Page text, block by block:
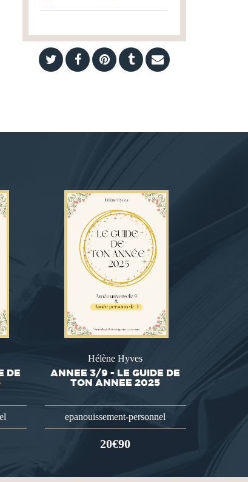
DE
Hélène Hyves
ANNEE 3/9 - LE GUIDE DE
TON ANNEE 2025
epanouissement-personnel
20€90